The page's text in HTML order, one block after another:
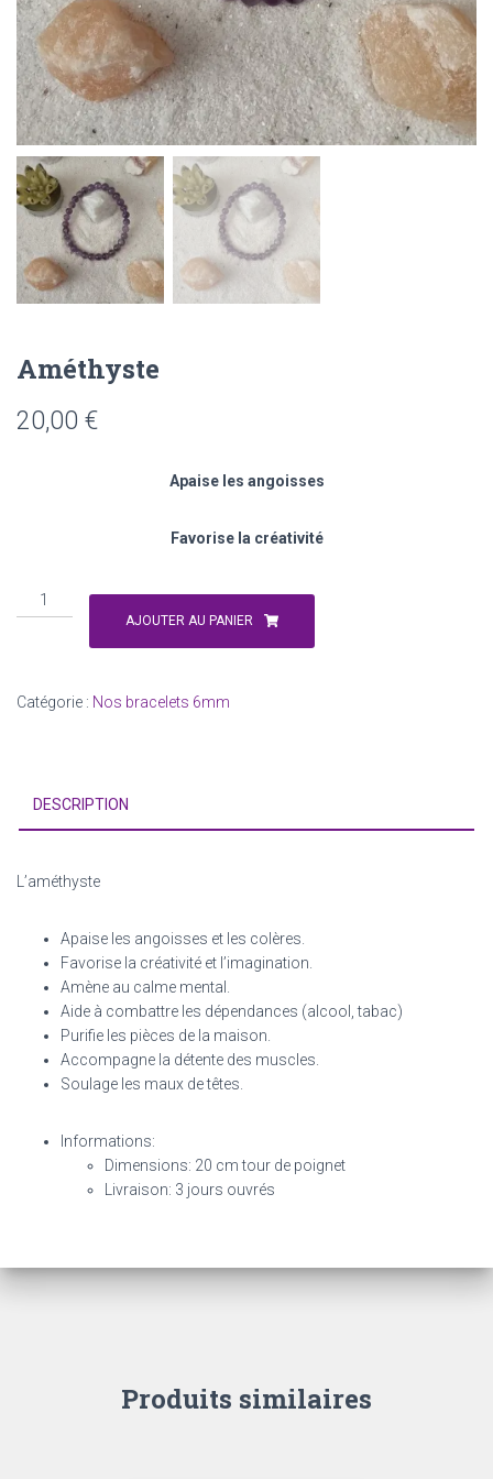
Améthyste
20,00 €
Apaise les angoisses
Favorise la créativité
quantité
de
Améthyste
AJOUTER AU PANIER
Catégorie : Nos bracelets 6mm
DESCRIPTION
L’améthyste
Apaise les angoisses et les colères.
Favorise la créativité et l’imagination.
Amène au calme mental.
Aide à combattre les dépendances (alcool, tabac)
Purifie les pièces de la maison.
Accompagne la détente des muscles.
Soulage les maux de têtes.
Informations:
Dimensions: 20 cm tour de poignet
Livraison: 3 jours ouvrés
Produits similaires